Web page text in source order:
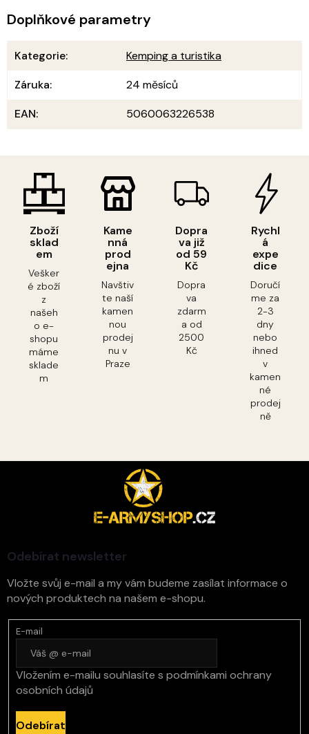
Zboží
sklad
em
Vešker
é zboží
z
našeh
o e-
shopu
máme
sklade
m
Kame
nná
prod
ejna
Navštiv
te naší
kamen
nou
prodej
nu v
Praze
Dopra
va již
od 59
Kč
Dopra
va
zdarm
a od
2500
Kč
Rychl
á
expe
dice
Doručí
me za
2-3
dny
nebo
ihned
v
kamen
né
prodej
ně
Doplňkové parametry
Kategorie:
Kemping a turistika
Záruka:
24 měsíců
EAN: 5060063226538
Odebírat newsletter
Vložte svůj e-mail a my vám budeme zasílat informace o
nových produktech na našem e-shopu.
E-mail
Vložením e-mailu souhlasíte s podmínkami ochrany
osobních údajů
Odebírat